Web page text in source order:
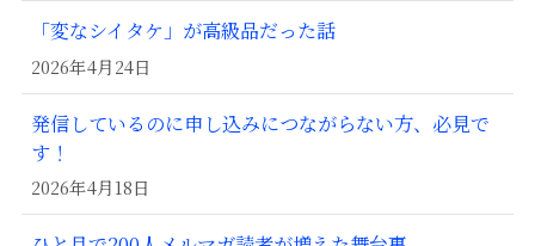
「変なシイタケ」が高級品だった話
2026年4月24日
発信しているのに申し込みにつながらない方、必見で
す！
2026年4月18日